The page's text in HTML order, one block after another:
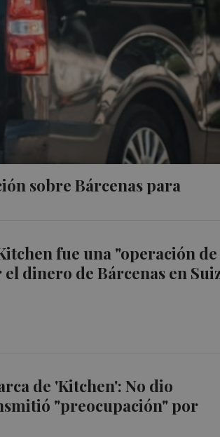
sobre Bárcenas para
fue una "operación de
dinero de Bárcenas en
de 'Kitchen': No dio
"preocupación" por